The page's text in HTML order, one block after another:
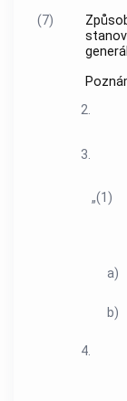
(7)
2.
3.
„(1)
a)
b)
4.